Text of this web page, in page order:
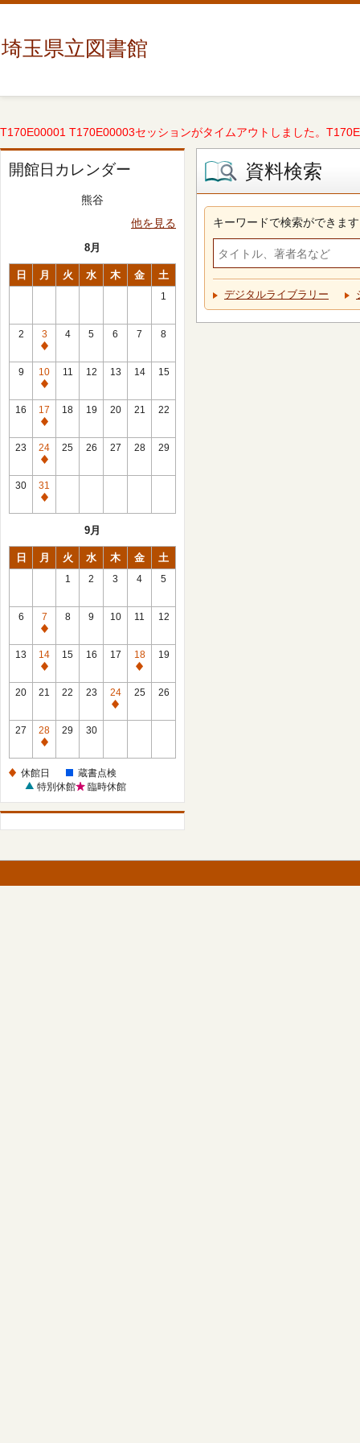
埼玉県立図書館
T170E00001 T170E00003セッションがタイムアウトしました。
開館日カレンダー
熊谷
他を見る
8月
日 月 火 水 木 金 土
1
2
3
休
館
日
4 5 6 7 8
9
10
休
館
日
11 12 13 14 15
16
17
休
館
日
18 19 20 21 22
23
24
休
館
日
25 26 27 28 29
30
31
休
9月
日 月 火 水 木 金 土
1 2 3 4 5
6
7
休
館
日
8 9 10 11 12
13
14
休
館
15 16 17
18
休
館
19
20 21 22 23
24
休
25 26
27
28
休
日
29 30
休館日
蔵書点検
特別休館
臨時休館
資料検索
キーワードで検索ができます
デジタルライブラリー